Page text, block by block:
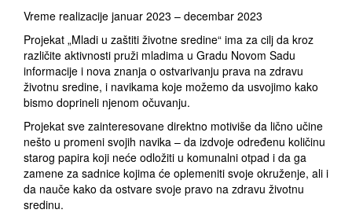
Vreme realizacije januar 2023 – decembar 2023
Projekat „Mladi u zaštiti životne sredine“ ima za cilj da kroz
različite aktivnosti pruži mladima u Gradu Novom Sadu
informacije i nova znanja o ostvarivanju prava na zdravu
životnu sredine, i navikama koje možemo da usvojimo kako
bismo doprineli njenom očuvanju.
Projekat sve zainteresovane direktno motiviše da lično učine
nešto u promeni svojih navika – da izdvoje određenu količinu
starog papira koji neće odložiti u komunalni otpad i da ga
zamene za sadnice kojima će oplemeniti svoje okruženje, ali i
da nauče kako da ostvare svoje pravo na zdravu životnu
sredinu.